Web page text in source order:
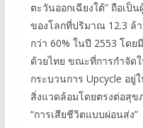
ตะวันออกเฉียงใต้” ถือเป็
ของโลกที่ปริมาณ 12.3 ล้
กว่า 60% ในปี 2553 โด
ด้วยไทย ขณะที่การกำจัด
กระบวนการ Upcycle อยู่
สิ่งแวดล้อมโดยตรงต่อสุ
“การเสียชีวิตแบบผ่อนส่ง”